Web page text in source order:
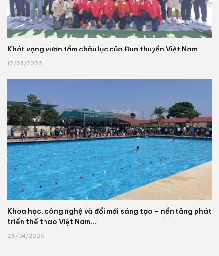
Khát vọng vươn tầm châu lục của Đua thuyền Việt Nam
12/05/2026
Khoa học, công nghệ và đổi mới sáng tạo – nền tảng phát
triển thể thao Việt Nam...
28/04/2026